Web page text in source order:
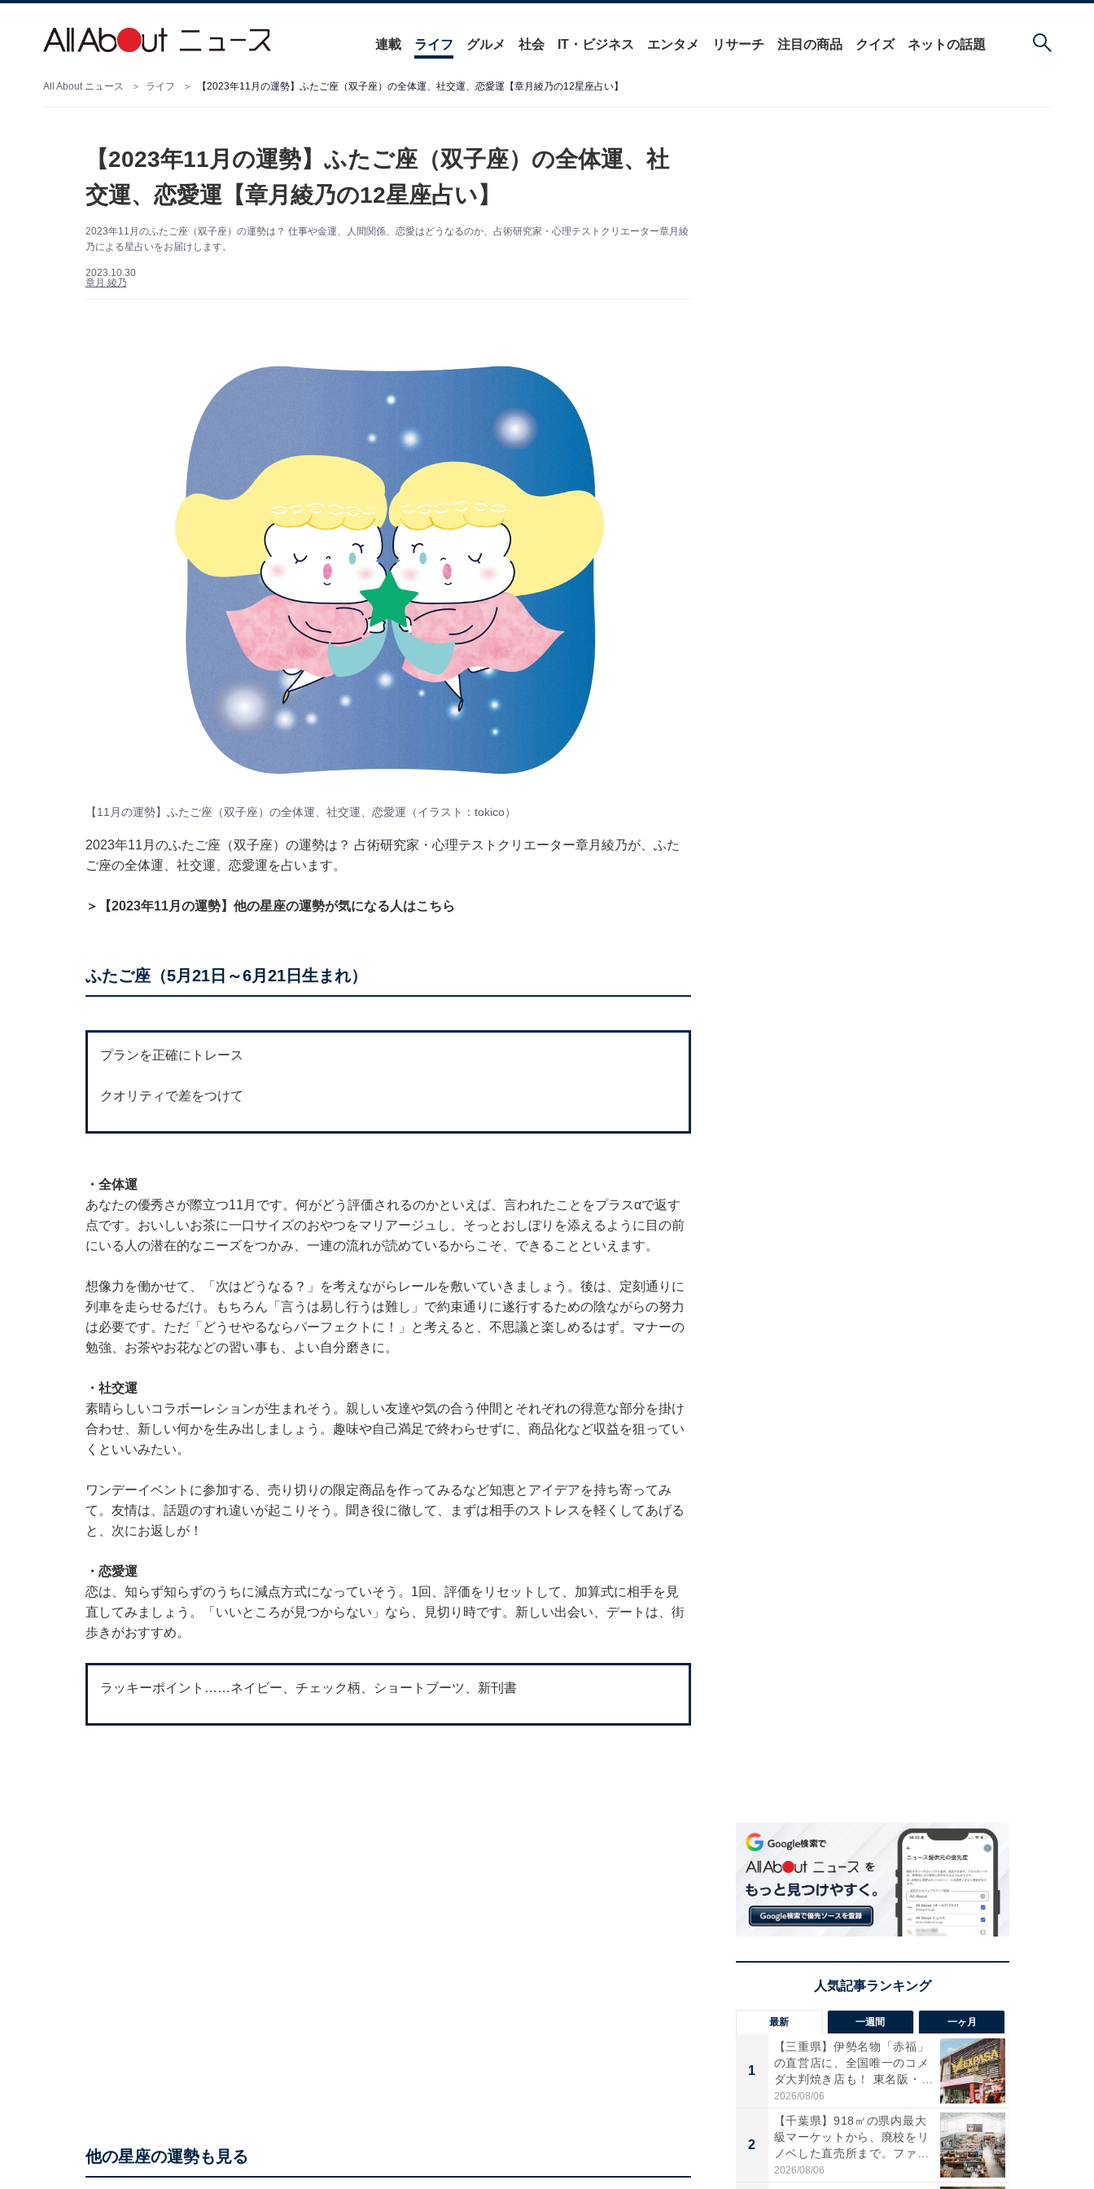
連載 ライフ グルメ 社会 IT・ビジネス エンタメ リサーチ 注目の商品 クイズ ネットの話題
All About ニュース ライフ 【2023年11月の運勢】ふたご座（双子座）の全体運、社交運、恋愛運【章月綾乃の12星座占い】
【2023年11月の運勢】ふたご座（双子座）の全体運、社
交運、恋愛運【章月綾乃の12星座占い】
2023年11月のふたご座（双子座）の運勢は？ 仕事や金運、人間関係、恋愛はどうなるのか、占術研究家・心理テストクリエーター章月綾
乃による星占いをお届けします。
2023.10.30
章月 綾乃
【11月の運勢】ふたご座（双子座）の全体運、社交運、恋愛運（イラスト： tokico）
2023年11月のふたご座（双子座）の運勢は？ 占術研究家・心理テストクリエーター章月綾乃が、ふた
ご座の全体運、社交運、恋愛運を占います。
＞【2023年11月の運勢】他の星座の運勢が気になる人はこちら
ふたご座（5月21日～6月21日生まれ）
プランを正確にトレース
クオリティで差をつけて
・全体運
あなたの優秀さが際立つ11月です。何がどう評価されるのかといえば、言われたことをプラスαで返す
点です。おいしいお茶に一口サイズのおやつをマリアージュし、そっとおしぼりを添えるように目の前
にいる人の潜在的なニーズをつかみ、一連の流れが読めているからこそ、できることといえます。
想像力を働かせて、「次はどうなる？」を考えながらレールを敷いていきましょう。後は、定刻通りに
列車を走らせるだけ。もちろん「言うは易し行うは難し」で約束通りに遂行するための陰ながらの努力
は必要です。ただ「どうせやるならパーフェクトに！」と考えると、不思議と楽しめるはず。マナーの
勉強、お茶やお花などの習い事も、よい自分磨きに。
・社交運
素晴らしいコラボーレションが生まれそう。親しい友達や気の合う仲間とそれぞれの得意な部分を掛け
合わせ、新しい何かを生み出しましょう。趣味や自己満足で終わらせずに、商品化など収益を狙ってい
くといいみたい。
ワンデーイベントに参加する、売り切りの限定商品を作ってみるなど知恵とアイデアを持ち寄ってみ
て。友情は、話題のすれ違いが起こりそう。聞き役に徹して、まずは相手のストレスを軽くしてあげる
と、次にお返しが！
・恋愛運
恋は、知らず知らずのうちに減点方式になっていそう。1回、評価をリセットして、加算式に相手を見
直してみましょう。「いいところが見つからない」なら、見切り時です。新しい出会い、デートは、街
歩きがおすすめ。
ラッキーポイント……ネイビー、チェック柄、ショートブーツ、新刊書
他の星座の運勢も見る
最新 一週間 一ヶ月
1
【三重県】伊勢名物「赤福」
の直営店に、全国唯一のコメ
ダ大判焼き店も！ 東名阪・
伊...
2026/08/06
2
【千葉県】918㎡の県内最大
級マーケットから、廃校をリ
ノベした直売所まで。ファ
ー...
2026/08/06